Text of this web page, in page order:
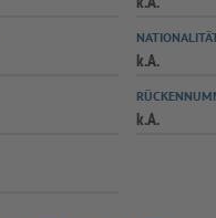
k.A.
k.A.